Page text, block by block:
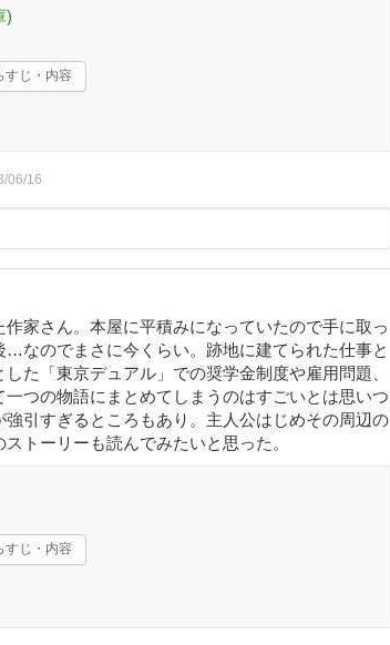
)
すじ・内容
06/16
家さん。本屋に平積みになっていたので手に取っ
なのでまさに今くらい。跡地に建てられた仕事と
た「東京デュアル」での奨学金制度や雇用問題、
つの物語にまとめてしまうのはすごいとは思いつ
引すぎるところもあり。主人公はじめその周辺の
トーリーも読んでみたいと思った。
すじ・内容